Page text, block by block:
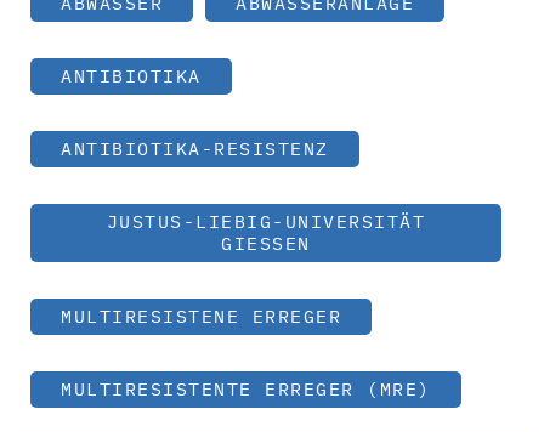
ANTIBIOTIKA
ANTIBIOTIKA-RESISTENZ
JUSTUS-LIEBIG-UNIVERSITÄT
GIESSEN
MULTIRESISTENE ERREGER
MULTIRESISTENTE ERREGER (MRE)